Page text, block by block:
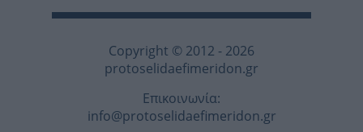
Copyright © 2012 - 2026
protoselidaefimeridon.gr
Επικοινωνία:
info@protoselidaefimeridon.gr